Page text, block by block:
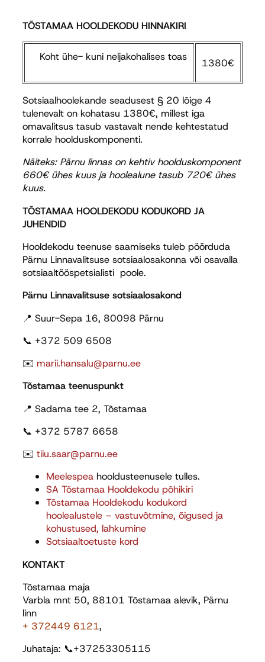
TÕSTAMAA HOOLDEKODU HINNAKIRI
Koht ühe- kuni neljakohalises toas 1380€
Sotsiaalhoolekande seadusest § 20 lõige 4
tulenevalt on kohatasu 1380€, millest iga
omavalitsus tasub vastavalt nende kehtestatud
korrale hoolduskomponenti.
Näiteks: Pärnu linnas on kehtiv hoolduskomponent
660€ ühes kuus ja hoolealune tasub 720€ ühes
kuus.
TÕSTAMAA HOOLDEKODU KODUKORD JA
JUHENDID
Hooldekodu teenuse saamiseks tuleb pöörduda
Pärnu Linnavalitsuse sotsiaalosakonna või osavalla
sotsiaaltööspetsialisti poole.
Pärnu Linnavalitsuse sotsiaalosakond
📍 Suur-Sepa 16, 80098 Pärnu
📞 +372 509 6508
✉️ marii.hansalu@parnu.ee
Tõstamaa teenuspunkt
📍 Sadama tee 2, Tõstamaa
📞 +372 5787 6658
✉️ tiiu.saar@parnu.ee
Meelespea hooldusteenusele tulles.
SA Tõstamaa Hooldekodu põhikiri
Tõstamaa Hooldekodu kodukord
hoolealustele – vastuvõtmine, õigused ja
kohustused, lahkumine
Sotsiaaltoetuste kord
KONTAKT
Tõstamaa maja
Varbla mnt 50, 88101 Tõstamaa alevik, Pärnu
linn
+ 372449 6121,
Juhataja: 📞+37253305115